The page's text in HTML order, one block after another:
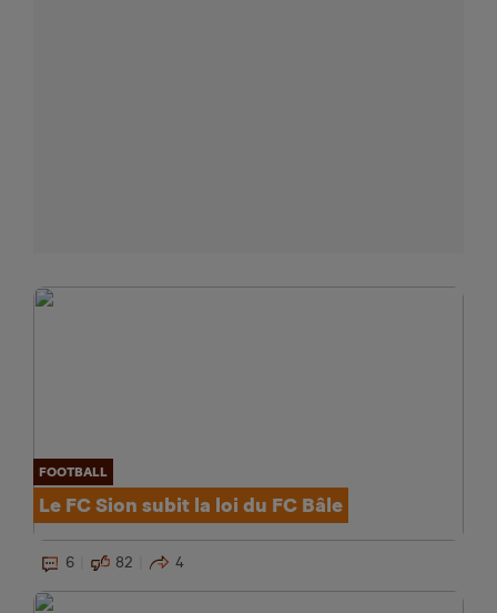
FOOTBALL
Le FC Sion subit la loi du FC Bâle
6 82 4